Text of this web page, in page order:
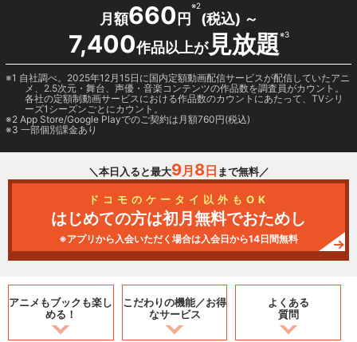
月額660 円
※2
(税込) ～
7,400作品以上が見放題※3
1 自社調べ。2025年12月15日に国内定額動画配信サービスが配信していたアニ
メ、2.5次元・舞台、声優・音楽コンテンツの作品数を調査員がカウント。
各社の定額制動画サービスにおける作品数のカウントにあたって、TVシリ
ーズ1シーズンごとにカウント。
2 App Store/Google Playでのご契約は月額760円(税込)
3 一部個別課金あり
＼本日入ると最大9月 8日 まで無料／
ドコモのケータイ以外もOK
はじめての方は初月無料でおためし
※アプリから入会いただく場合は入会日から14日間無料
アニメもブックも楽し
める！
こだわりの機能／お得
なサービス
よくある
質問